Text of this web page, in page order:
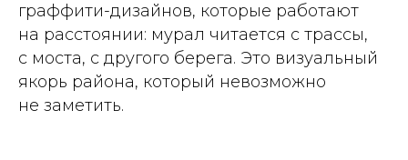
граффити-дизайнов, которые работают
на расстоянии: мурал читается с трассы,
с моста, с другого берега. Это визуальный
якорь района, который невозможно
не заметить.